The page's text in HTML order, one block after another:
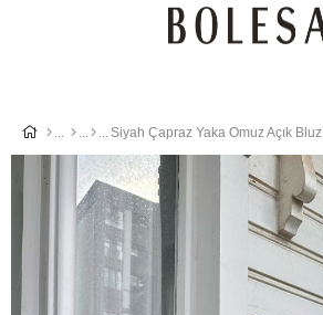
Siyah Çapraz Yaka Omuz Açık Bluz